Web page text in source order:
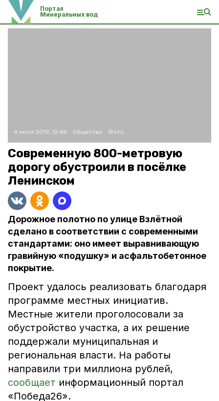
Портал
Минеральных вод
4 июля 2019, 12:48 Общество Фото:
Современную 800-метровую
дорогу обустроили в посёлке
Ленинском
Дорожное полотно по улице Взлётной
сделано в соответствии с современными
стандартами: оно имеет выравнивающую
гравийную «подушку» и асфальтобетонное
покрытие.
Проект удалось реализовать благодаря
программе местных инициатив.
Местные жители проголосовали за
обустройство участка, а их решение
поддержали муниципальная и
региональная власти. На работы
направили три миллиона рублей,
сообщает информационный портал
«Победа26».